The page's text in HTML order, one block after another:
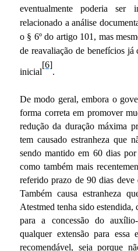
eventualmente poderia ser
relacionado a análise
o § 6º do artigo 101, mas
de reavaliação de benefícios já
inicial
[6]
.
De modo geral, embora o
forma correta em promover
redução da duração máxima
tem causado estranheza que
sendo mantido em 60 dias por
como também mais
referido prazo de 90 dias
Também causa estranheza
Atestmed tenha sido
para a concessão do
qualquer extensão para essa
recomendável, seja porque